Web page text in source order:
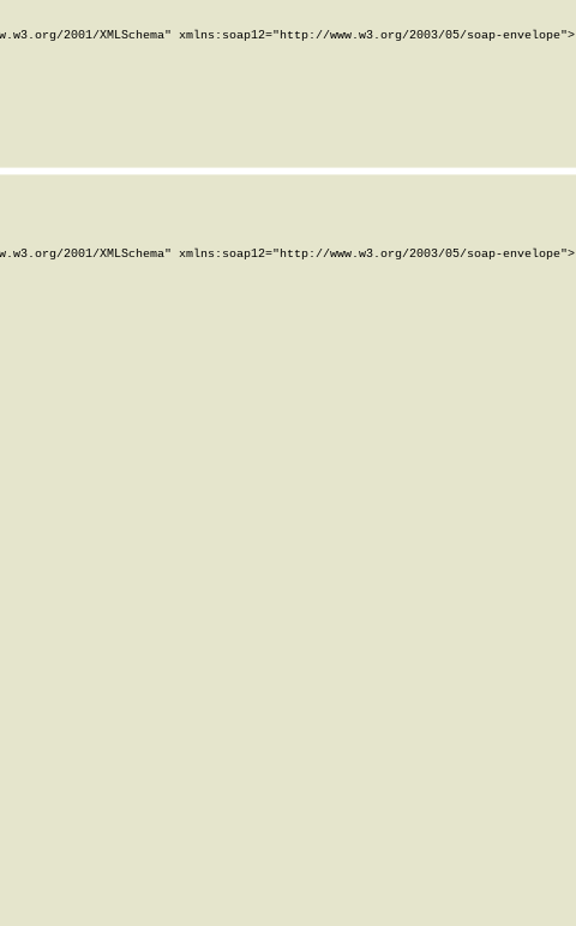
2001/XMLSchema" xmlns:soap12="http://www.w3.org/2003/05/soap-envelope">
2001/XMLSchema" xmlns:soap12="http://www.w3.org/2003/05/soap-envelope">